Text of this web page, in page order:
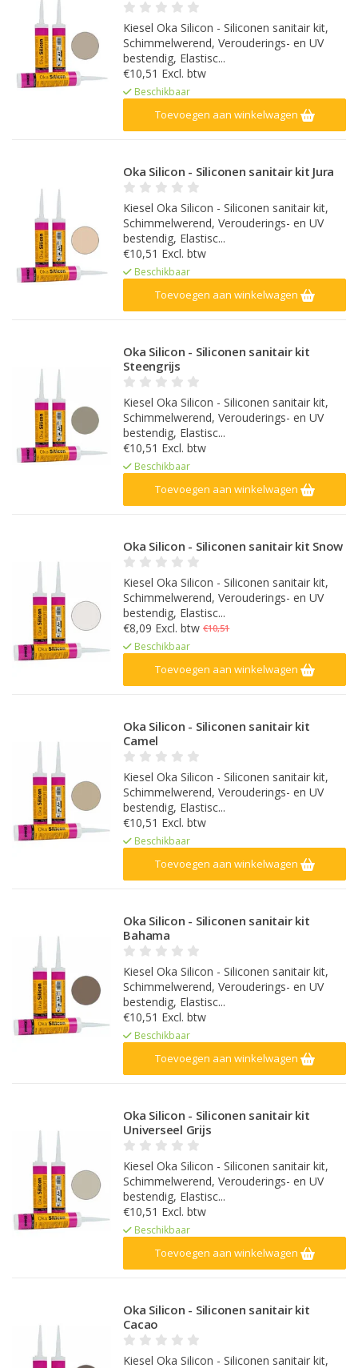
Kiesel Oka Silicon - Siliconen sanitair kit,
Schimmelwerend, Verouderings- en UV
bestendig, Elastisc...
€10,51 Excl. btw
Beschikbaar
Toevoegen aan winkelwagen
Oka Silicon - Siliconen sanitair kit Jura
Kiesel Oka Silicon - Siliconen sanitair kit,
Schimmelwerend, Verouderings- en UV
bestendig, Elastisc...
€10,51 Excl. btw
Beschikbaar
Toevoegen aan winkelwagen
Oka Silicon - Siliconen sanitair kit
Steengrijs
Kiesel Oka Silicon - Siliconen sanitair kit,
Schimmelwerend, Verouderings- en UV
bestendig, Elastisc...
€10,51 Excl. btw
Beschikbaar
Toevoegen aan winkelwagen
Oka Silicon - Siliconen sanitair kit Snow
Kiesel Oka Silicon - Siliconen sanitair kit,
Schimmelwerend, Verouderings- en UV
bestendig, Elastisc...
€8,09 Excl. btw €10,51
Beschikbaar
Toevoegen aan winkelwagen
Oka Silicon - Siliconen sanitair kit
Camel
Kiesel Oka Silicon - Siliconen sanitair kit,
Schimmelwerend, Verouderings- en UV
bestendig, Elastisc...
€10,51 Excl. btw
Beschikbaar
Toevoegen aan winkelwagen
Oka Silicon - Siliconen sanitair kit
Bahama
Kiesel Oka Silicon - Siliconen sanitair kit,
Schimmelwerend, Verouderings- en UV
bestendig, Elastisc...
€10,51 Excl. btw
Beschikbaar
Toevoegen aan winkelwagen
Oka Silicon - Siliconen sanitair kit
Universeel Grijs
Kiesel Oka Silicon - Siliconen sanitair kit,
Schimmelwerend, Verouderings- en UV
bestendig, Elastisc...
€10,51 Excl. btw
Beschikbaar
Toevoegen aan winkelwagen
Oka Silicon - Siliconen sanitair kit
Cacao
Kiesel Oka Silicon - Siliconen sanitair kit,